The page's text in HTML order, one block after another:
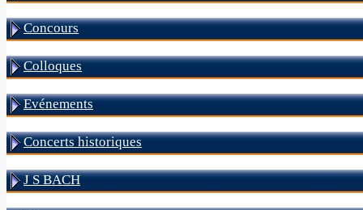
Concours
Colloques
Evénements
Concerts historiques
J S BACH